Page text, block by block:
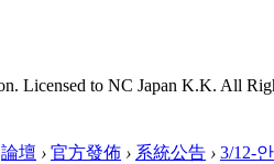
Licensed to NC Japan K.K. All
論壇 › 官方發佈 › 系統公告 › 3/12-